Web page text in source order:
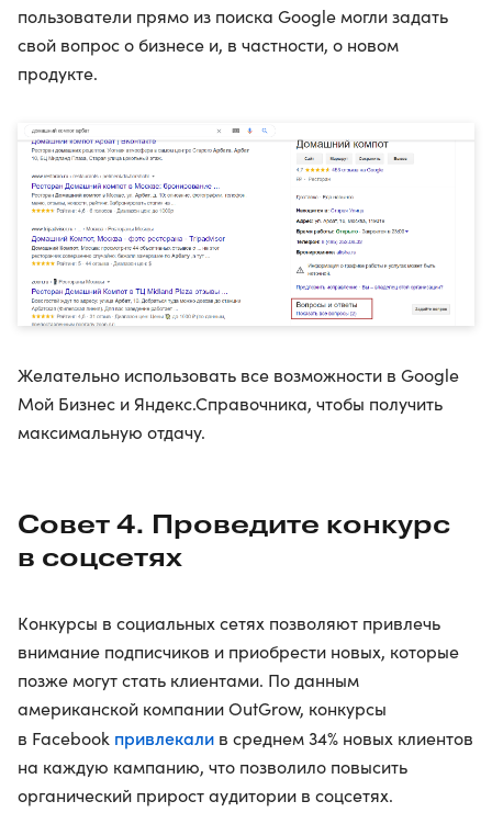
пользователи прямо из поиска Google могли задать
свой вопрос о бизнесе и, в частности, о новом
продукте.
Желательно использовать все возможности в Google
Мой Бизнес и Яндекс.Справочника, чтобы получить
максимальную отдачу.
Совет 4. Проведите конкурс
в соцсетях
Конкурсы в социальных сетях позволяют привлечь
внимание подписчиков и приобрести новых, которые
позже могут стать клиентами. По данным
американской компании OutGrow, конкурсы
в Facebook привлекали в среднем 34% новых клиентов
на каждую кампанию, что позволило повысить
органический прирост аудитории в соцсетях.